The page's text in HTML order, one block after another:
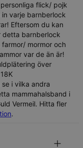
flick/ pojk
varje barnberlock
Eftersom du kan
detta barnberlock
mormor och
var de än är!
över
i vilka andra
mammahalsband i
Vermeil. Hitta fler
.